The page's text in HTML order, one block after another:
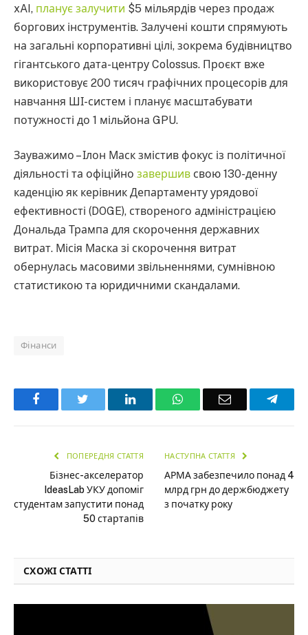
xAI, планує залучити $5 мільярдів через продаж
боргових інструментів. Залучені кошти спрямують
на загальні корпоративні цілі, зокрема будівництво
гігантського дата-центру Colossus. Проєкт вже
використовує 200 тисяч графічних процесорів для
навчання ШІ-систем і планує масштабувати
потужності до 1 мільйона GPU.
Зауважимо – Ілон Маск змістив фокус із політичної
діяльності та офіційно завершив свою 130-денну
каденцію як керівник Департаменту урядової
ефективності (DOGE), створеного адміністрацією
Дональда Трампа для скорочення державних
витрат. Місія Маска зі скорочення витрат
обернулась масовими звільненнями, сумнівною
статистикою та юридичними скандалами.
Фінанси
Facebook LinkedInWhatsAppEmail
ПОПЕРЕДНЯ СТАТТЯ
Бізнес-акселератор
IdeasLab УКУ допоміг
студентам запустити понад
50 стартапів
НАСТУПНА СТАТТЯ
АРМА забезпечило понад 4
млрд грн до держбюджету
з початку року
СХОЖІ СТАТТІ